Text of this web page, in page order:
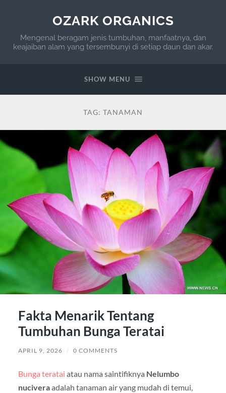
OZARK ORGANICS
Mengenal beragam jenis tumbuhan, manfaatnya, dan
keajaiban alam yang tersembunyi di setiap daun dan akar.
SHOW MENU
TAG: TANAMAN
Fakta Menarik Tentang
Tumbuhan Bunga Teratai
APRIL 9, 2026 / 0 COMMENTS
Bunga teratai atau nama saintifiknya Nelumbo
nuciveraadalah tanaman air yang mudah di temui,